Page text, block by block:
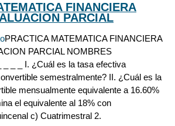
FINANCIERA
PARCIAL
PRACTICA MATEMATICA FINANCIERA
PARCIAL NOMBRES
_ _ _ I. ¿Cuál es la tasa efectiva
semestralmente? II. ¿Cuál es la
mensualmente equivalente a 16.60%
el equivalente al 18% con
c) Cuatrimestral 2.